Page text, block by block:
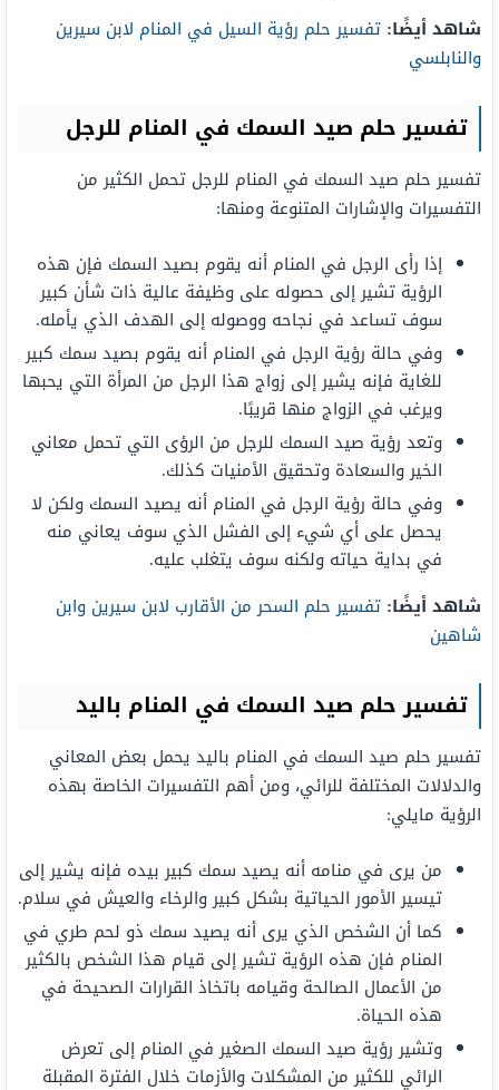
شاهد أيضًا: تفسير حلم رؤية السيل في المنام لابن سيرين
والنابلسي
تفسير حلم صيد السمك في المنام للرجل
تفسير حلم صيد السمك في المنام للرجل تحمل الكثير من
التفسيرات والإشارات المتنوعة ومنها:
إذا رأى الرجل في المنام أنه يقوم بصيد السمك فإن هذه
الرؤية تشير إلى حصوله على وظيفة عالية ذات شأن كبير
سوف تساعد في نجاحه ووصوله إلى الهدف الذي يأمله.
وفي حالة رؤية الرجل في المنام أنه يقوم بصيد سمك كبير
للغاية فإنه يشير إلى زواج هذا الرجل من المرأة التي يحبها
ويرغب في الزواج منها قريبًا.
وتعد رؤية صيد السمك للرجل من الرؤى التي تحمل معاني
الخير والسعادة وتحقيق الأمنيات كذلك.
وفي حالة رؤية الرجل في المنام أنه يصيد السمك ولكن لا
يحصل على أي شيء إلى الفشل الذي سوف يعاني منه
في بداية حياته ولكنه سوف يتغلب عليه.
شاهد أيضًا: تفسير حلم السحر من الأقارب لابن سيرين وابن
شاهين
تفسير حلم صيد السمك في المنام باليد
تفسير حلم صيد السمك في المنام باليد يحمل بعض المعاني
والدلالات المختلفة للرائي، ومن أهم التفسيرات الخاصة بهذه
الرؤية مايلي:
من يرى في منامه أنه يصيد سمك كبير بيده فإنه يشير إلى
تيسير الأمور الحياتية بشكل كبير والرخاء والعيش في سلام.
كما أن الشخص الذي يرى أنه يصيد سمك ذو لحم طري في
المنام فإن هذه الرؤية تشير إلى قيام هذا الشخص بالكثير
من الأعمال الصالحة وقيامه باتخاذ القرارات الصحيحة في
هذه الحياة.
وتشير رؤية صيد السمك الصغير في المنام إلى تعرض
الرائي للكثير من المشكلات والأزمات خلال الفترة المقبلة